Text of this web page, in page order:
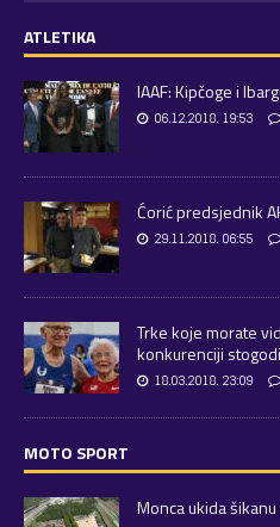
ATLETIKA
IAAF: Kipčoge i
06.12.2018. 19:53
Ćorić predsjednik
29.11.2018. 06:55
Trke koje morate
konkurenciji
18.03.2018. 23:09
MOTO SPORT
Monca ukida